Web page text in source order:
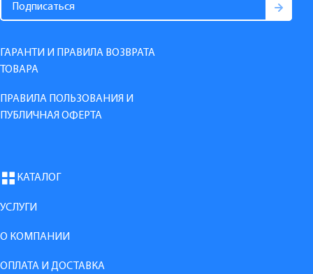
ГАРАНТИ И ПРАВИЛА ВОЗВРАТА
ТОВАРА
ПРАВИЛА ПОЛЬЗОВАНИЯ И
ПУБЛИЧНАЯ ОФЕРТА
КАТАЛОГ
УСЛУГИ
О КОМПАНИИ
ОПЛАТА И ДОСТАВКА